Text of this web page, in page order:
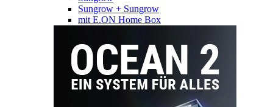
Sungrow + Sungrow
mit E.ON Home Box